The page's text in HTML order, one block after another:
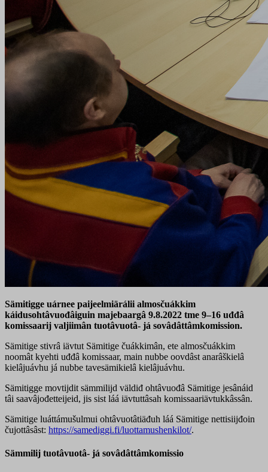
Sämitigge uárnee paijeelmiärálii almosčuákkim
káidusohtâvuođâiguin majebaargâ 9.8.2022 tme 9–16 uđđâ
komissaarij valjiimân tuotâvuotâ- já sovâdâttâmkomission.
Sämitige stivrâ iävtut Sämitige čuákkimân, ete almosčuákkim
noomât kyehti uđđâ komissaar, main nubbe oovdâst anarâškielâ
kielâjuávhu já nubbe tavesämikielâ kielâjuávhu.
Sämitigge movtijdit sämmilijd väldiđ ohtâvuođâ Sämitige jesânáid
tâi saavâjođetteijeid, jis sist láá iävtuttâsah komissaariävtukkâssân.
Sämitige luáttámušulmui ohtâvuotâtiäđuh láá Sämitige nettisiijđoin
čujottâsâst: https://samediggi.fi/luottamushenkilot/.
Sämmilij tuotâvuotâ- já sovâdâttâmkomissio